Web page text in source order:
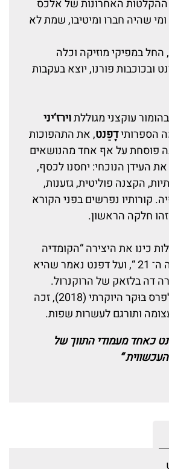
ההקלטות האחרונות של אלכס
שהיה חברו ומיטיבו, שמת לא
במפיקי מוזיקה וכלה
ובכוכבות פורנו, יוצא בעקבות
עוקצני מגוללתוירז‘יני
הספרותידֶפַּנט, את התהפוכות
פוסחת על אף אחד מהנושאים
העידן הנוכחי: יחסנו לכסף,
הקצנה פוליטית, גזענות,
קורותיו נפרשים בפני הקורא
חלקה הראשון.
כינו את היצירה “הקומדיה
האנושית של המאה ה־ 21 “, ועל דפנט נאמר שהיא
דה בלזאק של הרוקנרול.
הספר היה מועמד לפרס בּוּקר היוקרתי (2018), זכה
ותורגם לעשרות שפות.
כאחד מעמודי התווך של
“